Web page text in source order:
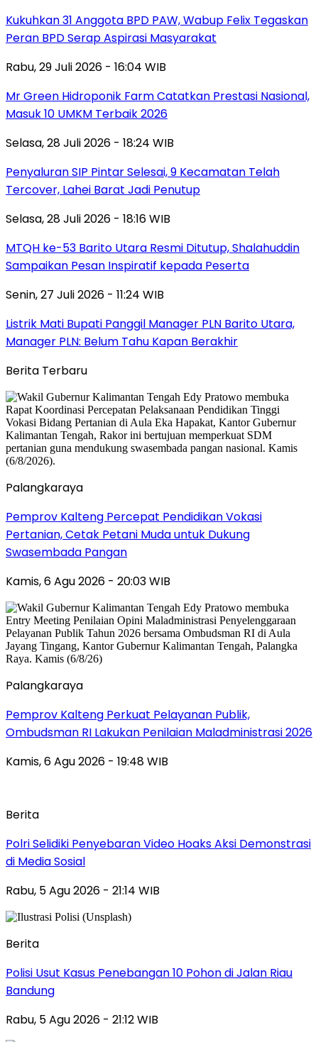
Kukuhkan 31 Anggota BPD PAW, Wabup Felix Tegaskan
Peran BPD Serap Aspirasi Masyarakat
Rabu, 29 Juli 2026 - 16:04 WIB
Mr Green Hidroponik Farm Catatkan Prestasi Nasional,
Masuk 10 UMKM Terbaik 2026
Selasa, 28 Juli 2026 - 18:24 WIB
Penyaluran SIP Pintar Selesai, 9 Kecamatan Telah
Tercover, Lahei Barat Jadi Penutup
Selasa, 28 Juli 2026 - 18:16 WIB
MTQH ke-53 Barito Utara Resmi Ditutup, Shalahuddin
Sampaikan Pesan Inspiratif kepada Peserta
Senin, 27 Juli 2026 - 11:24 WIB
Listrik Mati Bupati Panggil Manager PLN Barito Utara,
Manager PLN: Belum Tahu Kapan Berakhir
Berita Terbaru
Palangkaraya
Pemprov Kalteng Percepat Pendidikan Vokasi
Pertanian, Cetak Petani Muda untuk Dukung
Swasembada Pangan
Kamis, 6 Agu 2026 - 20:03 WIB
Palangkaraya
Pemprov Kalteng Perkuat Pelayanan Publik,
Ombudsman RI Lakukan Penilaian Maladministrasi 2026
Kamis, 6 Agu 2026 - 19:48 WIB
Berita
Polri Selidiki Penyebaran Video Hoaks Aksi Demonstrasi
di Media Sosial
Rabu, 5 Agu 2026 - 21:14 WIB
Berita
Polisi Usut Kasus Penebangan 10 Pohon di Jalan Riau
Bandung
Rabu, 5 Agu 2026 - 21:12 WIB